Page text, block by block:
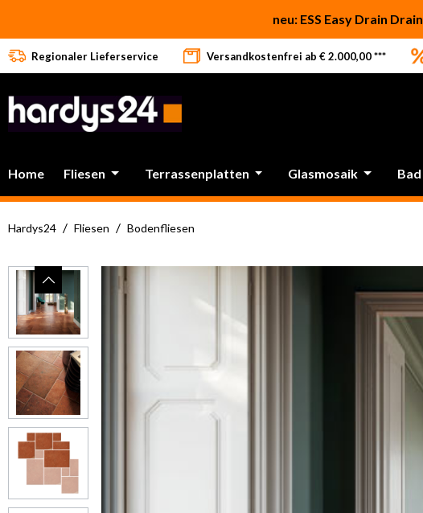
neu: ESS Easy Drain
Regionaler Lieferservice Versandkostenfrei ab € 2.000,00 ***
Home Fliesen Terrassenplatten Glasmosaik Bad
Hardys24 / Fliesen / Bodenfliesen
Bildergalerie überspringen